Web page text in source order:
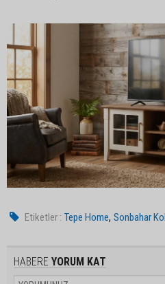
Etiketler : Tepe Home,Sonbahar
HABERE YORUM KAT